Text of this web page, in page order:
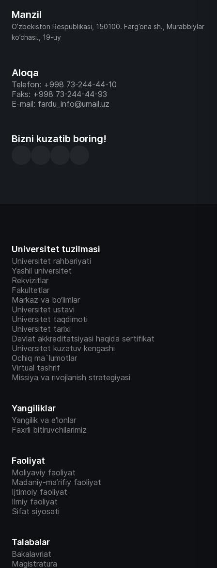
Manzil
O’zbekiston Respublikasi, 150100. Farg’ona sh., Murabbiylar
ko’chasi., 19-uy
Aloqa
Telefon: +998 73-244-44-10
Faks: +998 73-244-44-93
E-mail: fardu_info@umail.uz
Bizni kuzatib boring!
Universitet tuzilmasi
Universitet rahbariyati
Yashil universitet
Rekvizitlar
Fakultetlar
Markaz va bo‘limlar
Universitet ustavi
Universitet taqdimoti
Universitet tarixi
Davlat akkreditatsiyasi haqida sertifikat
Universitet kuzatuv kengashi
Ochiq ma`lumotlar
Virtual tashrif
Missiya va rivojlanish strategiyasi
Yangiliklar
Yangilik va e'lonlar
Faxrli bitiruvchilarimiz
Faoliyat
Moliyaviy faoliyat
Madaniy-ma’rifiy faoliyat
Ijtimoiy faoliyat
Ilmiy faoliyat
Sifat siyosati
Talabalar
Bakalavriat
Magistratura